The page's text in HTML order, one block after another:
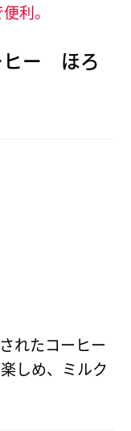
利。
ヒー ほろ
れたコーヒー
しめ、ミルク